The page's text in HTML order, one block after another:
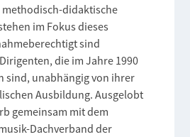
didaktische
im Fokus dieses
sind
die im Jahre 1990
sind, unabhängig von ihrer
Ausbildung. Ausgelobt
gemeinsam mit dem
Dachverband der